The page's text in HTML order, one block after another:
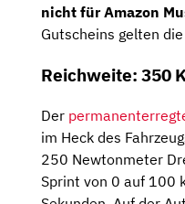
nicht für Amazon
Gutscheins gelten
Reichweite: 350
Der
im Heck des
250 Newtonmeter
Sprint von 0 auf 100